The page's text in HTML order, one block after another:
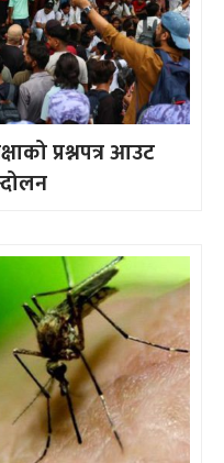
प्रश्नपत्र आउट